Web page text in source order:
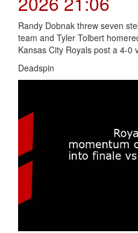
Randy Dobnak threw seven
team and Tyler Tolbert
Kansas City Royals post a 4-0
Deadspin